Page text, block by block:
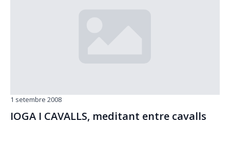
IOGA I CAVALLS, meditant entre cavalls
1 setembre 2008